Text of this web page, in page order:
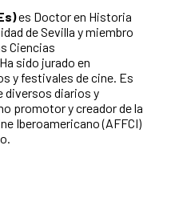
es Doctor en Historia
de Sevilla y miembro
Ciencias
sido jurado en
y festivales de cine. Es
diversos diarios y
promotor y creador de la
Iberoamericano (AFFCI)